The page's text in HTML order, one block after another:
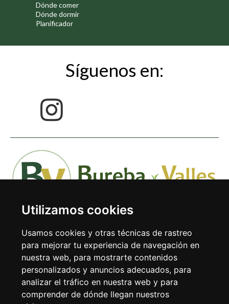
Utilizamos cookies
Usamos cookies y otras técnicas de rastreo
para mejorar tu experiencia de navegación en
nuestra web, para mostrarte contenidos
personalizados y anuncios adecuados, para
analizar el tráfico en nuestra web y para
comprender de dónde llegan nuestros
Dónde comer
Dónde dormir
Planificador
Síguenos en:
Avda. Doctor Rodríguez de la Fuente 1-1º 09240 Briviesca
(Burgos)